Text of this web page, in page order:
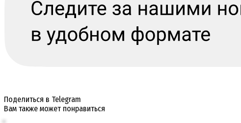
Поделиться в Telegram
Вам также может понравиться